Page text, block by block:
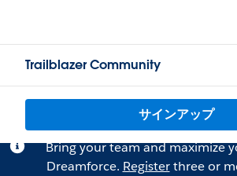
Trailblazer Community
サインアップ
Bring your team and maximize
Dreamforce. Registerthree or